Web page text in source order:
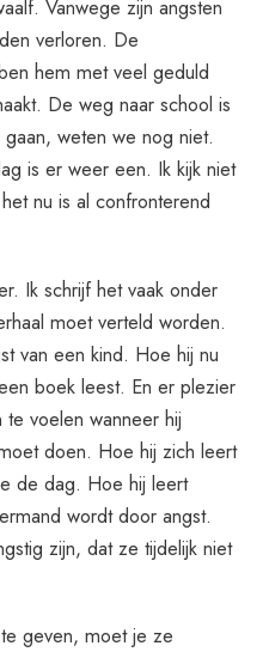
Vanwege zijn angsten
verloren. De
hem met veel geduld
De weg naar school is
weten we nog niet.
is er weer een. Ik kijk niet
nu is al confronterend
Ik schrijf het vaak onder
moet verteld worden.
van een kind. Hoe hij nu
boek leest. En er plezier
voelen wanneer hij
doen. Hoe hij zich leert
de dag. Hoe hij leert
wordt door angst.
zijn, dat ze tijdelijk niet
geven, moet je ze